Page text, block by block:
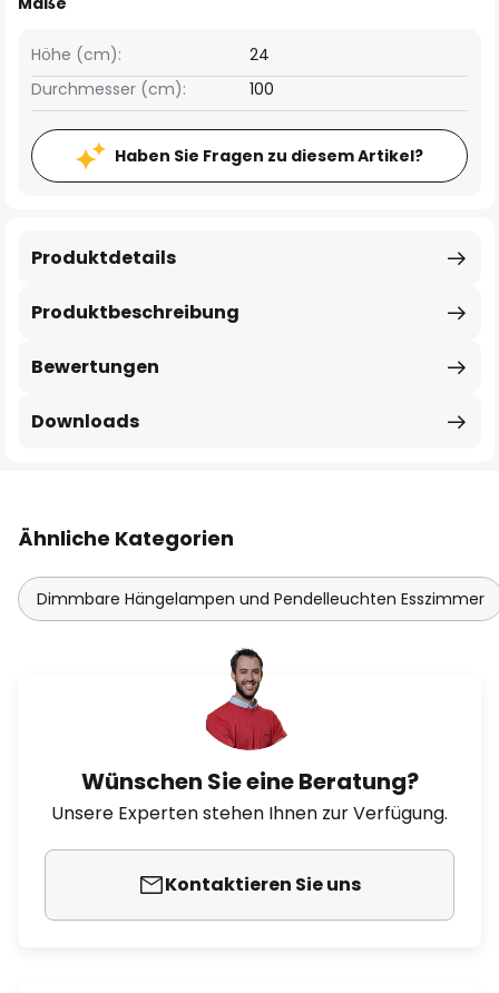
Höhe (cm):
24
Durchmesser (cm):
100
Haben Sie Fragen zu diesem Artikel?
Produktbeschreibung
Produktdetails
Bewertungen
Downloads
Ähnliche Kategorien
Dimmbare Hängelampen und Pendelleuchten Esszimmer
Wünschen Sie eine Beratung?
Unsere Experten stehen Ihnen zur Verfügung.
Kontaktieren Sie uns